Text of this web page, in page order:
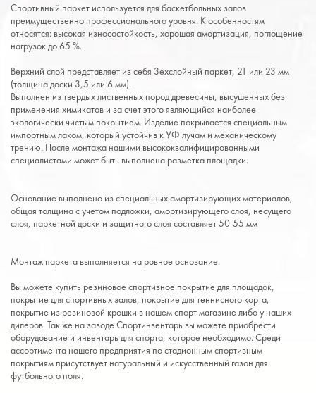
Спортивный паркет используется для баскетбольных залов
преимущественно профессионального уровня. К особенностям
относятся: высокая износостойкость, хорошая амортизация, поглощение
нагрузок до 65 %.
Верхний слой представляет из себя 3ехслойный паркет, 21 или 23 мм
(толщина доски 3,5 или 6 мм).
Выполнен из твердых лиственных пород древесины, высушенных без
применения химикатов и за счет этого являющийся наиболее
экологически чистым покрытием. Изделие покрывается специальным
импортным лаком, который устойчив к УФ лучам и механическому
трению. После монтажа нашими высококвалифицированными
специалистами может быть выполнена разметка площадки.
Основание выполнено из специальных амортизирующих материалов,
общая толщина с учетом подложки, амортизирующего слоя, несущего
слоя, паркетной доски и защитного слоя составляет 50-55 мм
Монтаж паркета выполняется на ровное основание.
Вы можете купить резиновое спортивное покрытие для площадок,
покрытие для спортивных залов, покрытие для теннисного корта,
покрытие из резиновой крошки в нашем спорт магазине либо у наших
дилеров. Так же на заводе Спортинвентарь вы можете приобрести
оборудование и инвентарь для спорта, которое необходимо. Среди
ассортимента нашего предприятия по стадионным спортивным
покрытиям присутствует натуральный и искусственный газон для
футбольного поля.